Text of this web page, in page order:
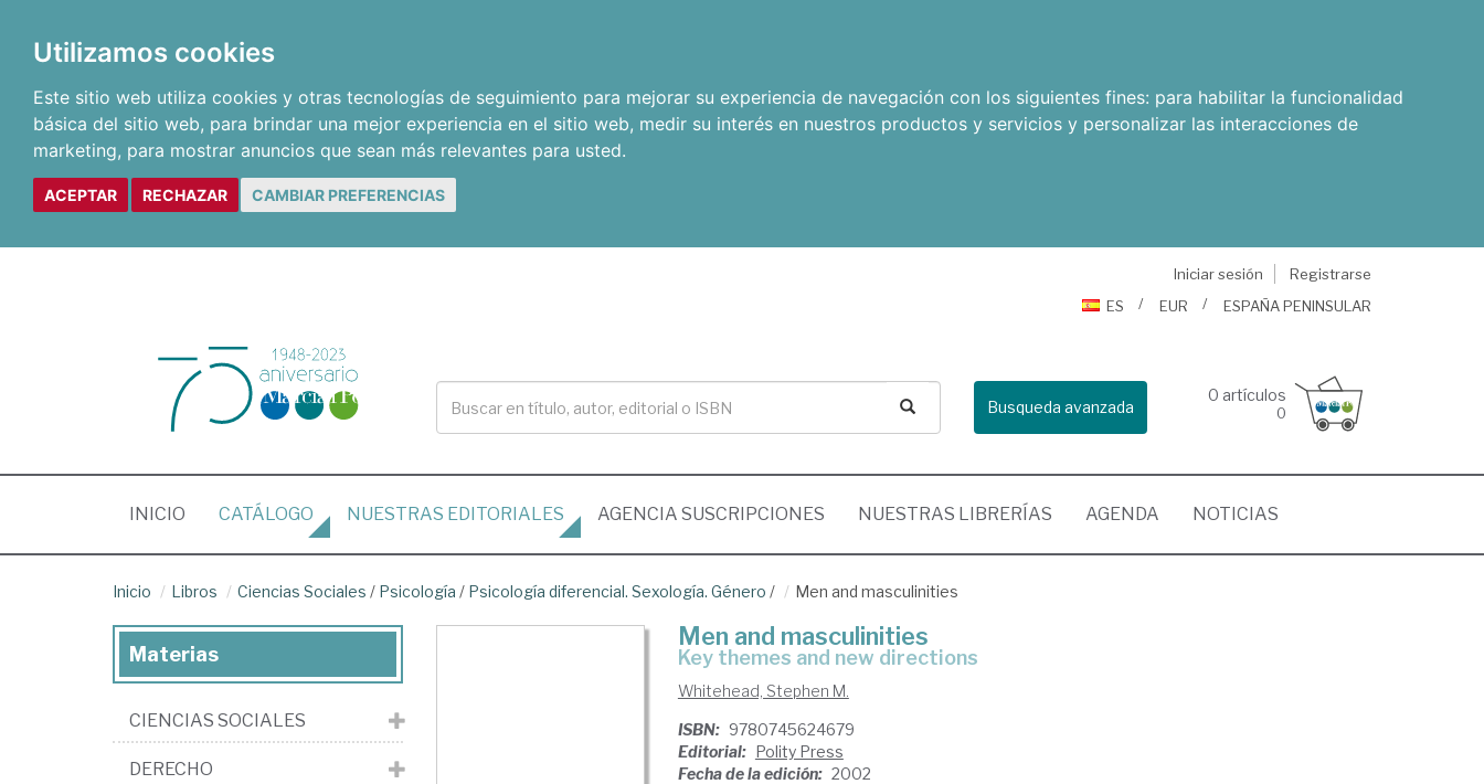
Utilizamos cookies
Este sitio web utiliza cookies y otras tecnologías de seguimiento para mejorar su experiencia de navegación con los siguientes fines: para habilitar la funcionalidad
básica del sitio web, para brindar una mejor experiencia en el sitio web, medir su interés en nuestros productos y servicios y personalizar las interacciones de
marketing, para mostrar anuncios que sean más relevantes para usted.
ACEPTAR RECHAZAR CAMBIAR PREFERENCIAS
Iniciar sesión
Registrarse
ES
EUR ESPAÑA PENINSULAR
Busqueda avanzada
0 artículos
0
INICIO (CURRENT)
CATÁLOGO NUESTRAS EDITORIALES AGENCIA SUSCRIPCIONES NUESTRAS LIBRERÍAS AGENDA NOTICIAS
Inicio Libros Ciencias Sociales / Psicología / Psicología diferencial. Sexología. Género / Men and masculinities
Men and masculinities
key themes and new directions
Whitehead, Stephen M.
ISBN: 9780745624679
Editorial: Polity Press
Fecha de la edición: 2002
Materias
CIENCIAS SOCIALES
DERECHO